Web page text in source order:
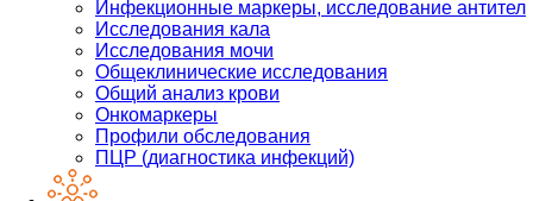
Инфекционные маркеры, исследование антител
Исследования кала
Исследования мочи
Общеклинические исследования
Общий анализ крови
Онкомаркеры
Профили обследования
ПЦР (диагностика инфекций)